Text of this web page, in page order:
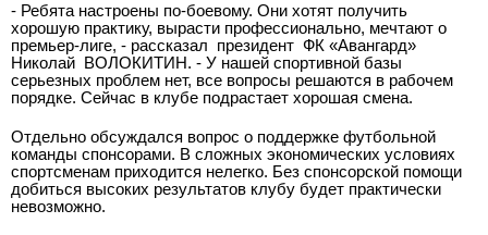
- Ребята настроены по-боевому. Они хотят получить
хорошую практику, вырасти профессионально, мечтают о
премьер-лиге, - рассказал президент ФК «Авангард»
Николай ВОЛОКИТИН. - У нашей спортивной базы
серьезных проблем нет, все вопросы решаются в рабочем
порядке. Сейчас в клубе подрастает хорошая смена.
Отдельно обсуждался вопрос о поддержке футбольной
команды спонсорами. В сложных экономических условиях
спортсменам приходится нелегко. Без спонсорской помощи
добиться высоких результатов клубу будет практически
невозможно.